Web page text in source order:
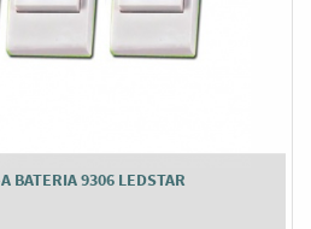
BATERIA 9306 LEDSTAR